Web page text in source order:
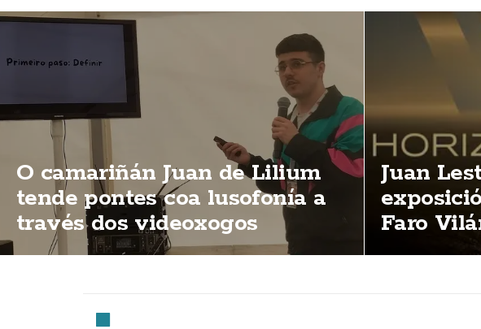
O camariñán Juan de Lilium
tende pontes coa lusofonía a
través dos videoxogos
Juan
Faro